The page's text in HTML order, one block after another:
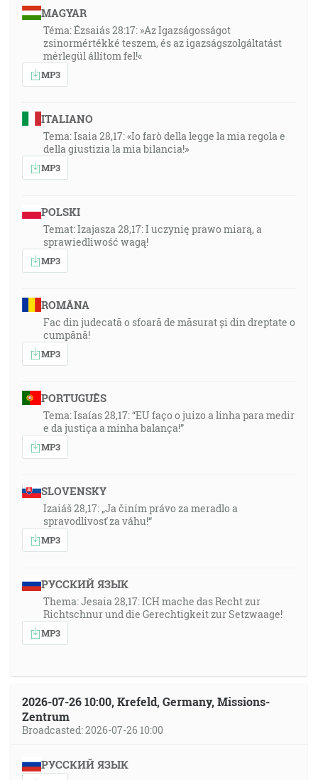
MAGYAR
Téma: Ézsaiás 28:17: »Az Igazságosságot
zsinormértékké teszem, és az igazságszolgáltatást
mérlegül állítom fel!«
MP3
ITALIANO
Tema: Isaia 28,17: «Io farò della legge la mia regola e
della giustizia la mia bilancia!»
MP3
POLSKI
Temat: Izajasza 28,17: I uczynię prawo miarą, a
sprawiedliwość wagą!
MP3
ROMÂNA
Fac din judecată o sfoară de măsurat și din dreptate o
cumpănă!
MP3
PORTUGUÊS
Tema: Isaías 28,17: “EU faço o juizo a linha para medir
e da justiça a minha balança!”
MP3
SLOVENSKY
Izaiáš 28,17: „Ja činím právo za meradlo a
spravodlivosť za váhu!“
MP3
РУССКИЙ ЯЗЫК
Thema: Jesaia 28,17: ICH mache das Recht zur
Richtschnur und die Gerechtigkeit zur Setzwaage!
MP3
2026-07-26 10:00, Krefeld, Germany, Missions-
Zentrum
Broadcasted: 2026-07-26 10:00
РУССКИЙ ЯЗЫК